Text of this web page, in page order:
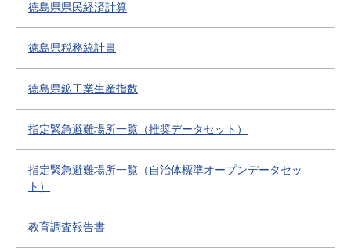
徳島県県民経済計算
徳島県税務統計書
徳島県鉱工業生産指数
指定緊急避難場所一覧（推奨データセット）
指定緊急避難場所一覧（自治体標準オープンデータセッ
ト）
教育調査報告書